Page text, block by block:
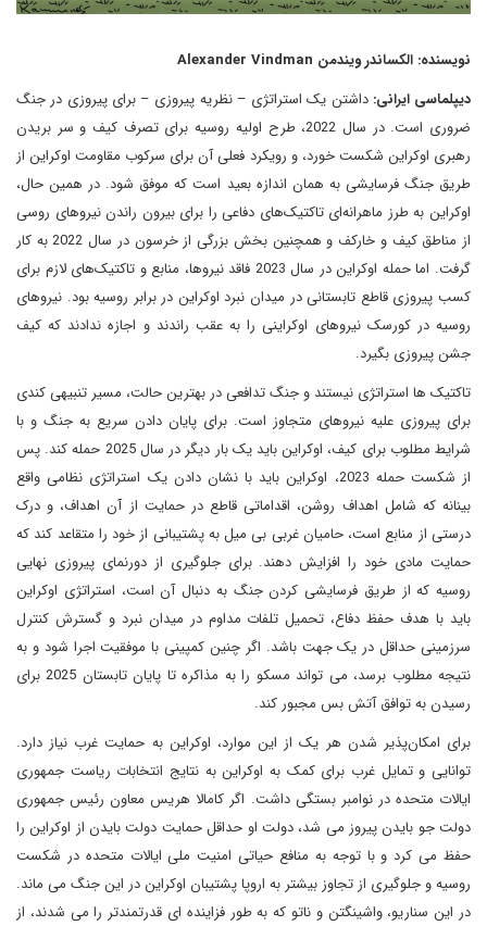
نویسنده: الکساندر ویندمن Alexander Vindman
دیپلماسی ایرانی: داشتن یک استراتژی – نظریه پیروزی – برای پیروزی در جنگ
ضروری است. در سال 2022، طرح اولیه روسیه برای تصرف کیف و سر بریدن
رهبری اوکراین شکست خورد، و رویکرد فعلی آن برای سرکوب مقاومت اوکراین از
طریق جنگ فرسایشی به همان اندازه بعید است که موفق شود. در همین حال،
اوکراین به طرز ماهرانه‌ای تاکتیک‌های دفاعی را برای بیرون راندن نیروهای روسی
از مناطق کیف و خارکف و همچنین بخش بزرگی از خرسون در سال 2022 به کار
گرفت. اما حمله اوکراین در سال 2023 فاقد نیروها، منابع و تاکتیک‌های لازم برای
کسب پیروزی قاطع تابستانی در میدان نبرد اوکراین در برابر روسیه بود. نیروهای
روسیه در کورسک نیروهای اوکراینی را به عقب راندند و اجازه ندادند که کیف
جشن پیروزی بگیرد.
تاکتیک ها استراتژی نیستند و جنگ تدافعی در بهترین حالت، مسیر تنبیهی کندی
برای پیروزی علیه نیروهای متجاوز است. برای پایان دادن سریع به جنگ و با
شرایط مطلوب برای کیف، اوکراین باید یک بار دیگر در سال 2025 حمله کند. پس
از شکست حمله 2023، اوکراین باید با نشان دادن یک استراتژی نظامی واقع
بینانه که شامل اهداف روشن، اقداماتی قاطع در حمایت از آن اهداف، و درک
درستی از منابع است، حامیان غربی بی میل به پشتیبانی از خود را متقاعد کند که
حمایت مادی خود را افزایش دهند. برای جلوگیری از دورنمای پیروزی نهایی
روسیه که از طریق فرسایشی کردن جنگ به دنبال آن است، استراتژی اوکراین
باید با هدف حفظ دفاع، تحمیل تلفات مداوم در میدان نبرد و گسترش کنترل
سرزمینی حداقل در یک جهت باشد. اگر چنین کمپینی با موفقیت اجرا شود و به
نتیجه مطلوب برسد، می تواند مسکو را به مذاکره تا پایان تابستان 2025 برای
رسیدن به توافق آتش بس مجبور کند.
برای امکان‌پذیر شدن هر یک از این موارد، اوکراین به حمایت غرب نیاز دارد.
توانایی و تمایل غرب برای کمک به اوکراین به نتایج انتخابات ریاست جمهوری
ایالات متحده در نوامبر بستگی داشت. اگر کامالا هریس معاون رئیس جمهوری
دولت جو بایدن پیروز می شد، دولت او حداقل حمایت دولت بایدن از اوکراین را
حفظ می کرد و با توجه به منافع حیاتی امنیت ملی ایالات متحده در شکست
روسیه و جلوگیری از تجاوز بیشتر به اروپا پشتیبان اوکراین در این جنگ می ماند.
در این سناریو، واشینگتن و ناتو که به طور فزاینده ای قدرتمندتر را می شدند، از